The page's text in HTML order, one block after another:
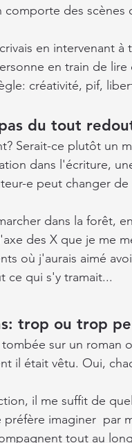
des scènes
en intervenant
en train de
créativité, pif,
du tout
Serait-ce plutôt un
dans l'écriture,
e peut changer
dans la forêt,
des X que je me
où j'aurais aimé
ce qui s'y tramait...
trop ou trop
tombée sur un
il était vêtu. Oui,
il me suffit de
préfère imaginer  par
tout au